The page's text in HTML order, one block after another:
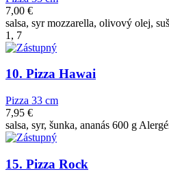
7,00 €
salsa, syr mozzarella, olivový olej,
1, 7
10. Pizza Hawai
Pizza 33 cm
7,95 €
salsa, syr, šunka, ananás 600 g
15. Pizza Rock